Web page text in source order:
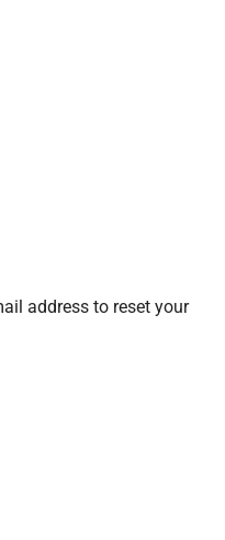
address to reset your